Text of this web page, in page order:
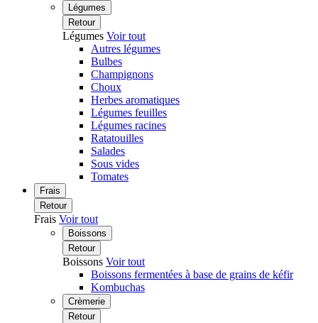
Légumes
Retour
Légumes Voir tout
Autres légumes
Bulbes
Champignons
Choux
Herbes aromatiques
Légumes feuilles
Légumes racines
Ratatouilles
Salades
Sous vides
Tomates
Frais
Retour
Frais Voir tout
Boissons
Retour
Boissons Voir tout
Boissons fermentées à base de grains de kéfir
Kombuchas
Crèmerie
Retour